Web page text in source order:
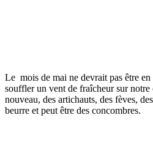
Le mois de mai ne devrait pas être
souffler un vent de fraîcheur sur
nouveau, des artichauts, des fèves,
beurre et peut être des concombres.